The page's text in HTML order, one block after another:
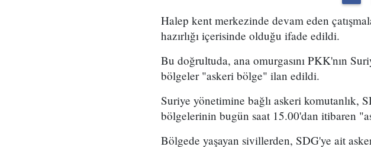
Halep kent merkezinde devam eden
hazırlığı içerisinde olduğu ifade edildi.
Bu doğrultuda, ana omurgasını PKK'nın
bölgeler "askeri bölge" ilan edildi.
Suriye yönetimine bağlı askeri komutanlık,
bölgelerinin bugün saat 15.00'dan itibaren
Bölgede yaşayan sivillerden, SDG'ye ait